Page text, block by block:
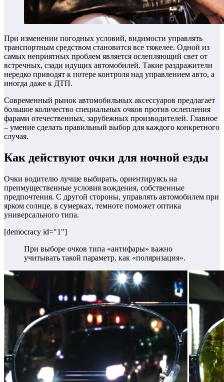
При изменении погодных условий, видимости управлять
транспортным средством становится все тяжелее. Одной из
самых неприятных проблем является ослепляющий свет от
встречных, сзади идущих автомобилей. Такие раздражители
нередко приводят к потере контроля над управлением авто, а
иногда даже к ДТП.
Современный рынок автомобильных аксессуаров предлагает
большое количество специальных очков против ослепления
фарами отечественных, зарубежных производителей. Главное
– умение сделать правильный выбор для каждого конкретного
случая.
Как действуют очки для ночной езды
Очки водителю лучше выбирать, ориентируясь на
преимущественные условия вождения, собственные
предпочтения. С другой стороны, управлять автомобилем при
ярком солнце, в сумерках, темноте поможет оптика
универсального типа.
[democracy id="1"]
При выборе очков типа «антифары» важно
учитывать такой параметр, как «поляризация».